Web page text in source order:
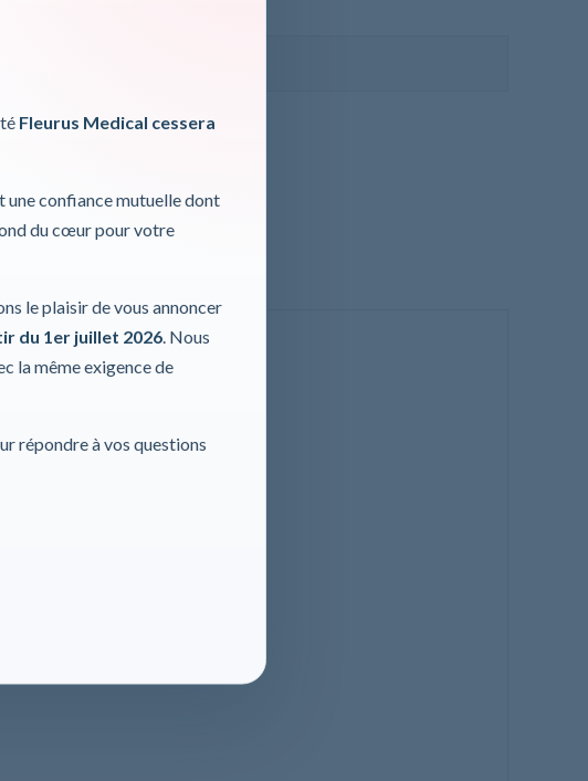
Fleurus Medical cessera
une confiance mutuelle dont
du cœur pour votre
le plaisir de vous annoncer
du 1er juillet 2026 . Nous
la même exigence de
répondre à vos questions